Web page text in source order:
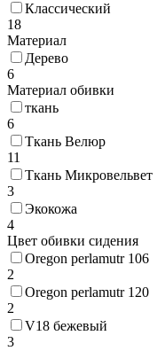
Классический
18
Материал
Дерево
6
Материал обивки
ткань
6
Ткань Велюр
11
Ткань Микровельвет
3
Экокожа
4
Цвет обивки сидения
Oregon perlamutr 106
2
Oregon perlamutr 120
2
V18 бежевый
3